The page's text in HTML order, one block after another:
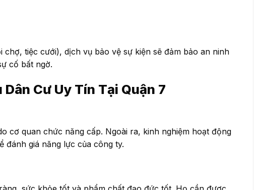
tiệc cưới), dịch vụ bảo vệ sự kiện sẽ đảm bảo an ninh
cố bất ngờ.
Cư Uy Tín Tại Quận 7
cơ quan chức năng cấp. Ngoài ra, kinh nghiệm hoạt động
đánh giá năng lực của công ty.